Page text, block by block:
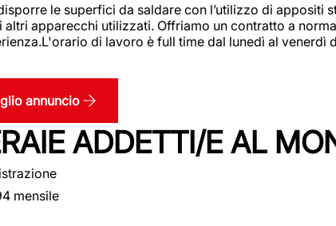
le superfici da saldare con l’utilizzo di
apparecchi utilizzati. Offriamo un contratto a
di lavoro è full time dal lunedì al
annuncio
ADDETTI/E AL
mensile